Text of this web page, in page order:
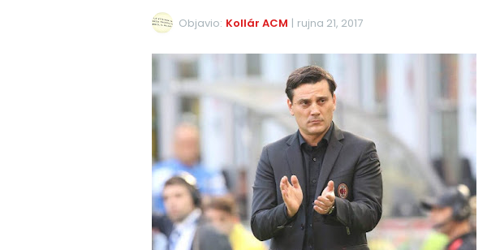
Objavio: Kollár ACM | rujna 21, 2017